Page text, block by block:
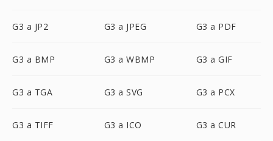
G3 a JP2 G3 a JPEG G3 a PDF
G3 a BMP G3 a WBMP G3 a GIF
G3 a TGA G3 a SVG G3 a PCX
G3 a TIFF G3 a ICO G3 a CUR